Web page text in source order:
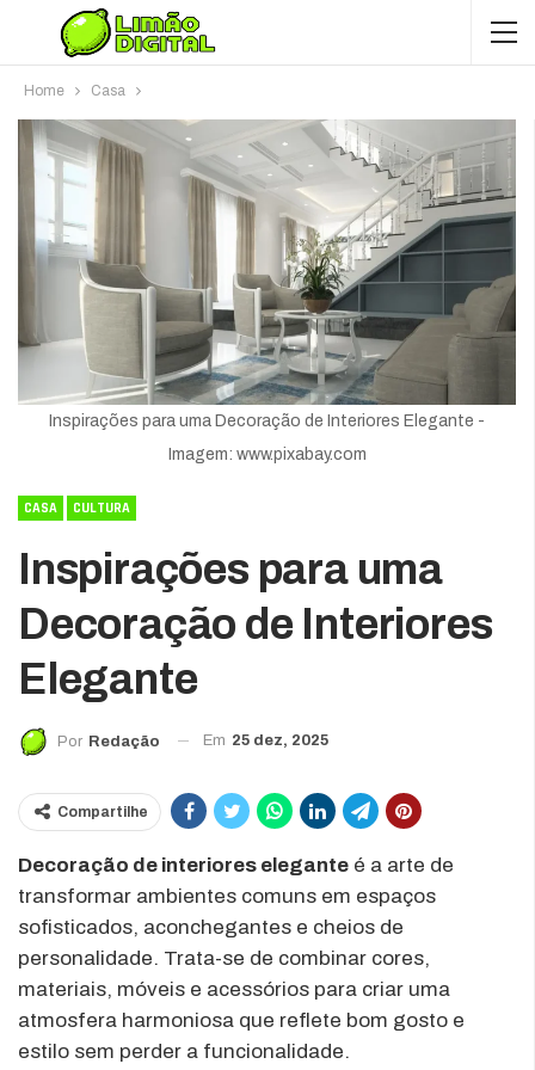
Home Casa
Inspirações para uma Decoração de Interiores Elegante -
Imagem: www.pixabay.com
CASA CULTURA
Inspirações para uma
Decoração de Interiores
Elegante
Por Redação Em 25 dez, 2025
Compartilhe
Decoração de interiores elegante é a arte de
transformar ambientes comuns em espaços
sofisticados, aconchegantes e cheios de
personalidade. Trata-se de combinar cores,
materiais, móveis e acessórios para criar uma
atmosfera harmoniosa que reflete bom gosto e
estilo sem perder a funcionalidade.